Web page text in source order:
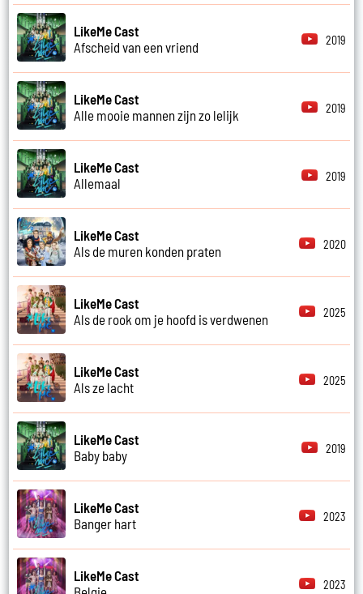
LikeMe Cast
Afscheid van een vriend
2019
LikeMe Cast
Alle mooie mannen zijn zo lelijk
2019
LikeMe Cast
Allemaal
2019
LikeMe Cast
Als de muren konden praten
2020
LikeMe Cast
Als de rook om je hoofd is verdwenen
2025
LikeMe Cast
Als ze lacht
2025
LikeMe Cast
Baby baby
2019
LikeMe Cast
Banger hart
2023
LikeMe Cast
2023